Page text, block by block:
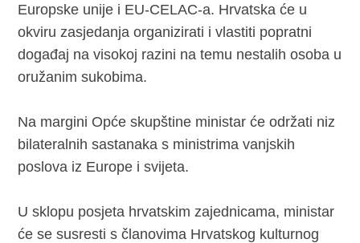
Europske unije i EU-CELAC-a. Hrvatska će u
okviru zasjedanja organizirati i vlastiti popratni
događaj na visokoj razini na temu nestalih osoba u
oružanim sukobima.
Na margini Opće skupštine ministar će održati niz
bilateralnih sastanaka s ministrima vanjskih
poslova iz Europe i svijeta.
U sklopu posjeta hrvatskim zajednicama, ministar
će se susresti s članovima Hrvatskog kulturnog